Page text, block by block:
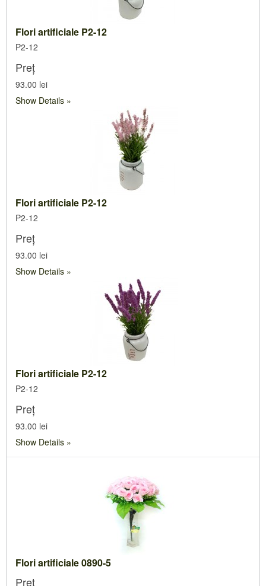
Flori artificiale P2-12
P2-12
Preț
93.00 lei
Show Details
Flori artificiale P2-12
P2-12
Preț
93.00 lei
Show Details
Flori artificiale P2-12
P2-12
Preț
93.00 lei
Show Details
Flori artificiale 0890-5
Preț